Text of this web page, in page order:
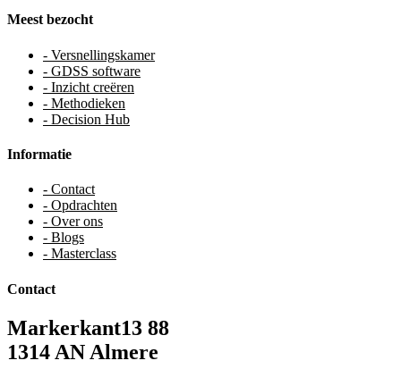
Meest bezocht
- Versnellingskamer
- GDSS software
- Inzicht creëren
- Methodieken
- Decision Hub
Informatie
- Contact
- Opdrachten
- Over ons
- Blogs
- Masterclass
Contact
Markerkant13 88
1314 AN Almere